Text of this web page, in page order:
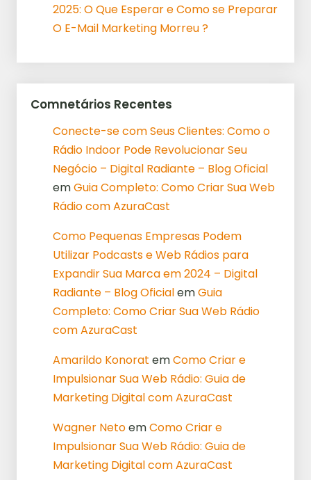
2025: O Que Esperar e Como se Preparar
O E-Mail Marketing Morreu ?
Comnetários Recentes
Conecte-se com Seus Clientes: Como o
Rádio Indoor Pode Revolucionar Seu
Negócio – Digital Radiante – Blog Oficial
emGuia Completo: Como Criar Sua Web
Rádio com AzuraCast
Como Pequenas Empresas Podem
Utilizar Podcasts e Web Rádios para
Expandir Sua Marca em 2024 – Digital
Radiante – Blog OficialemGuia
Completo: Como Criar Sua Web Rádio
com AzuraCast
Amarildo Konorat emComo Criar e
Impulsionar Sua Web Rádio: Guia de
Marketing Digital com AzuraCast
Wagner NetoemComo Criar e
Impulsionar Sua Web Rádio: Guia de
Marketing Digital com AzuraCast